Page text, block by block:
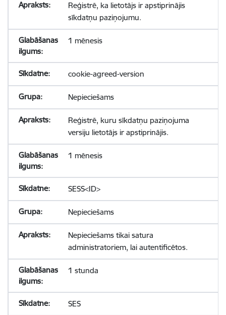
Reģistrē, ka lietotājs ir apstiprinājis
sīkdatņu paziņojumu.
1 mēnesis
cookie-agreed-version
Nepieciešams
Reģistrē, kuru sīkdatņu paziņojuma
versiju lietotājs ir apstiprinājis.
1 mēnesis
SESS<ID>
Nepieciešams
Nepieciešams tikai satura
administratoriem, lai autentificētos.
1 stunda
SES